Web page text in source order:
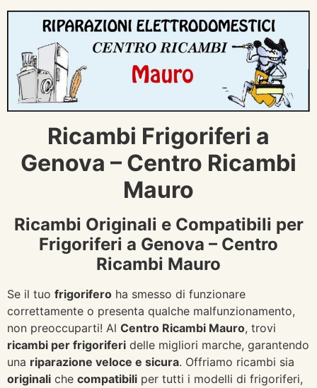
Ricambi Frigoriferi a
Genova – Centro Ricambi
Mauro
Ricambi Originali e Compatibili per
Frigoriferi a Genova – Centro
Ricambi Mauro
Se il tuo frigorifero ha smesso di funzionare
correttamente o presenta qualche malfunzionamento,
non preoccuparti! Al Centro Ricambi Mauro, trovi
ricambi per frigoriferi delle migliori marche, garantendo
una riparazione veloce e sicura. Offriamo ricambi sia
originali che compatibili per tutti i modelli di frigoriferi,